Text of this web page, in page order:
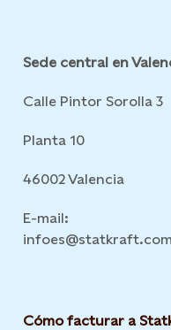
Sede central en
Calle Pintor Sorolla 3
Planta 10
46002 Valencia
E-mail:
infoes@statkraft.com
Cómo facturar a